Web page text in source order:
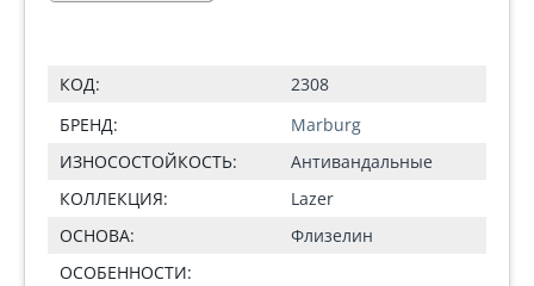
КОД:
2308
БРЕНД:
Marburg
ИЗНОСОСТОЙКОСТЬ:
Антивандальные
КОЛЛЕКЦИЯ:
Lazer
ОСНОВА:
Флизелин
ОСОБЕННОСТИ: